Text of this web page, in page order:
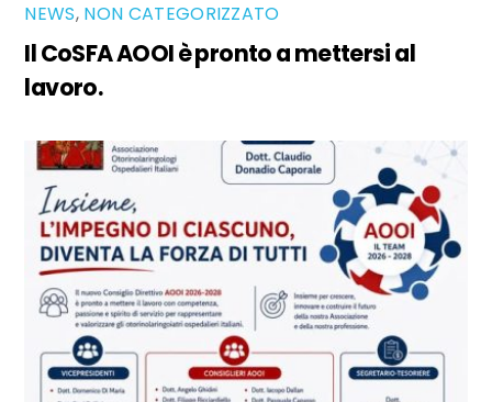
NEWS, NON CATEGORIZZATO
Il CoSFA AOOI è pronto a mettersi al
lavoro.